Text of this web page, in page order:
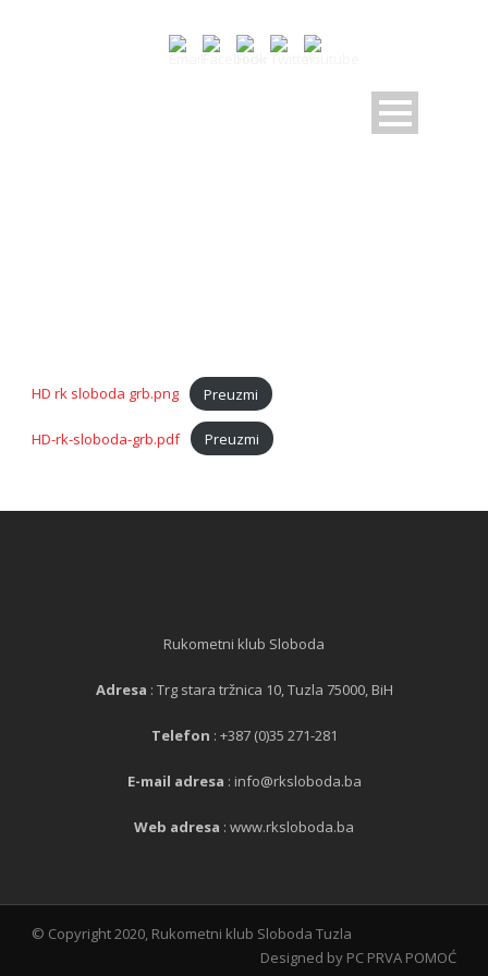
HD rk sloboda grb.png Preuzmi
HD-rk-sloboda-grb.pdf Preuzmi
Rukometni klub Sloboda
Adresa : Trg stara tržnica 10, Tuzla 75000, BiH
Telefon : +387 (0)35 271-281
E-mail adresa : info@rksloboda.ba
Web adresa : www.rksloboda.ba
© Copyright 2020, Rukometni klub Sloboda Tuzla
Designed by PC PRVA POMOĆ